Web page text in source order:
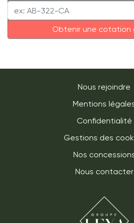
Cotation du
Obtenir une cotation
Nous rejoindre
Mentions
Confidentialité
Gestions des
Nos
Nous contacter